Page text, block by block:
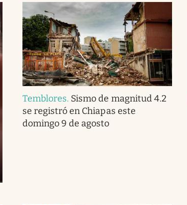
Temblores. Sismo de magnitud 4.2
se registró en Chiapas este
domingo 9 de agosto